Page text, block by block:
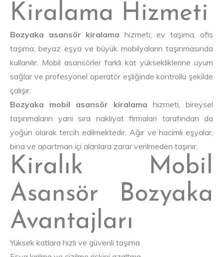
Kiralama Hizmeti
Bozyaka asansör kiralama hizmeti; ev taşıma, ofis
taşıma, beyaz eşya ve büyük mobilyaların taşınmasında
kullanılır. Mobil asansörler farklı kat yüksekliklerine uyum
sağlar ve profesyonel operatör eşliğinde kontrollü şekilde
çalışır.
Bozyaka mobil asansör kiralama hizmeti, bireysel
taşınmaların yanı sıra nakliyat firmaları tarafından da
yoğun olarak tercih edilmektedir. Ağır ve hacimli eşyalar,
bina ve apartman içi alanlara zarar verilmeden taşınır.
Kiralık Mobil
Asansör Bozyaka
Avantajları
Yüksek katlara hızlı ve güvenli taşıma